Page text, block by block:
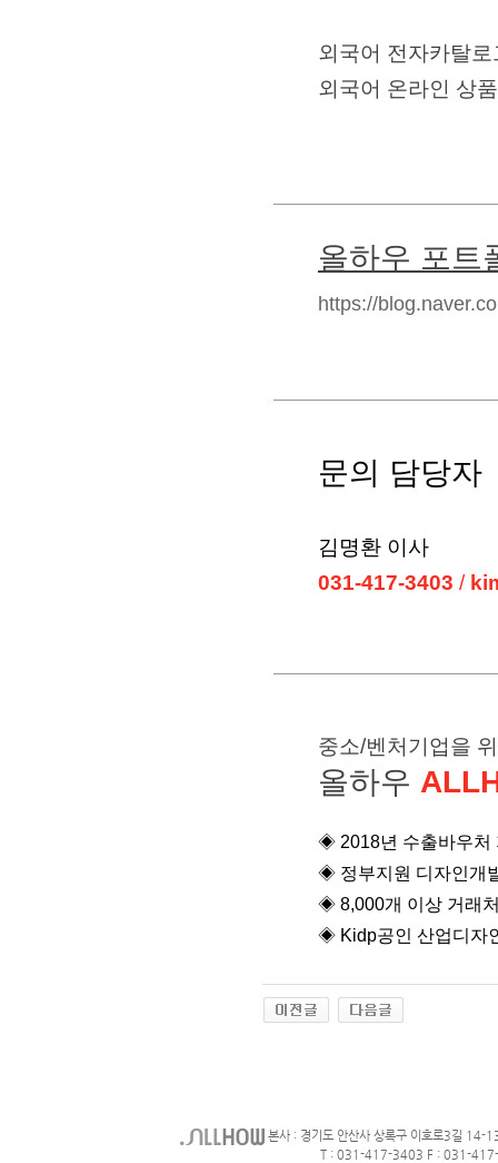
외국어 전자카탈
외국어 온라인 상
올하우 포트
https://
문의 담당자
김명환 이사
031-417-3403 /
중소/벤처기업을
올하우
◈ 2018년 수출바우처
◈ 정부지원 디자인개
◈ 8,000개 이상 거래
◈ Kidp공인 산업디자
본사 : 경기도 안산사 상록구 이호로3길 14-
T : 031-417-3403 F : 031-